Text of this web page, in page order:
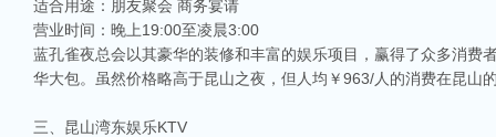
适合用途：朋友聚会 商务宴请
营业时间：晚上19:00至凌晨3:00
蓝孔雀夜总会以其豪华的装修和丰富的娱乐项目，赢得了众多消
华大包。虽然价格略高于昆山之夜，但人均￥963/人的消费在昆
三、昆山湾东娱乐KTV